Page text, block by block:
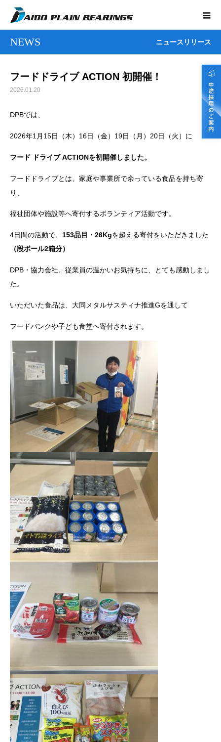
NEWS ニュースリリース
フードドライブ ACTION 初開催！
2026.01.20
DPBでは、
2026年1月15日（木）16日（金）19日（月）20日（火）に
フード ドライブ ACTIONを初開催しました。
フードドライブとは、家庭や事業所で余っている食品を持ち寄
り、
福祉団体や施設等へ寄付するボランティア活動です。
4日間の活動で、 153品目・26Kgを超える寄付をいただきました
（段ボール2箱分）
DPB・協力会社、従業員の温かいお気持ちに、とても感動しまし
た。
いただいた食品は、大同メタルサスティナ推進Gを通して
フードバンクや子ども食堂へ寄付されます。